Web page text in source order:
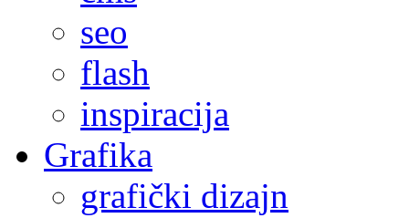
seo
flash
inspiracija
Grafika
grafički dizajn